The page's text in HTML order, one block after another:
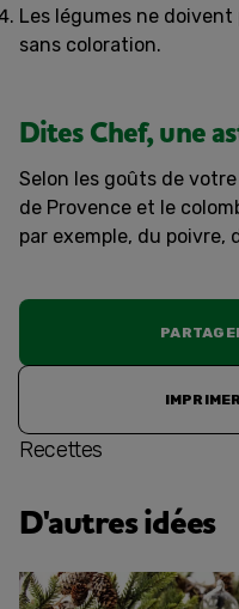
Les légumes ne
sans coloration.
Dites Chef, une
Selon les goûts de
de Provence et le
par exemple, du poivre,
Recettes
D'autres idées